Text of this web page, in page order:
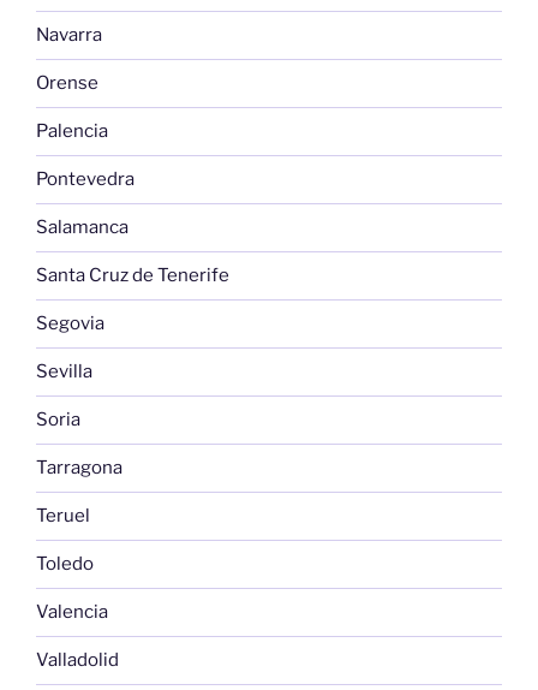
Navarra
Orense
Palencia
Pontevedra
Salamanca
Santa Cruz de Tenerife
Segovia
Sevilla
Soria
Tarragona
Teruel
Toledo
Valencia
Valladolid